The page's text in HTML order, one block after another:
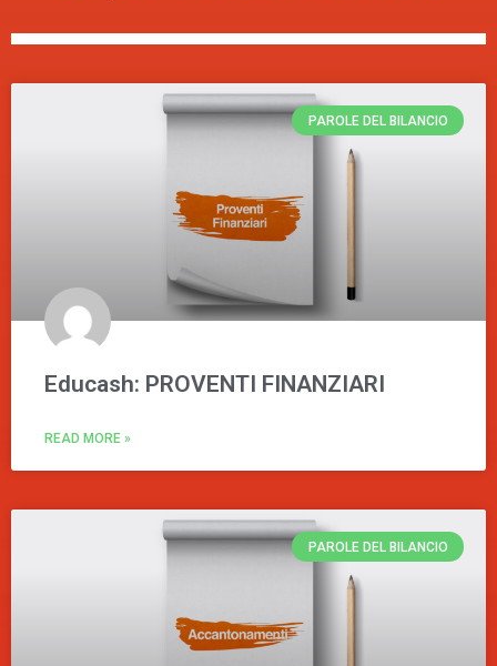
PAROLE DEL BILANCIO
Educash: PROVENTI FINANZIARI
READ MORE »
PAROLE DEL BILANCIO